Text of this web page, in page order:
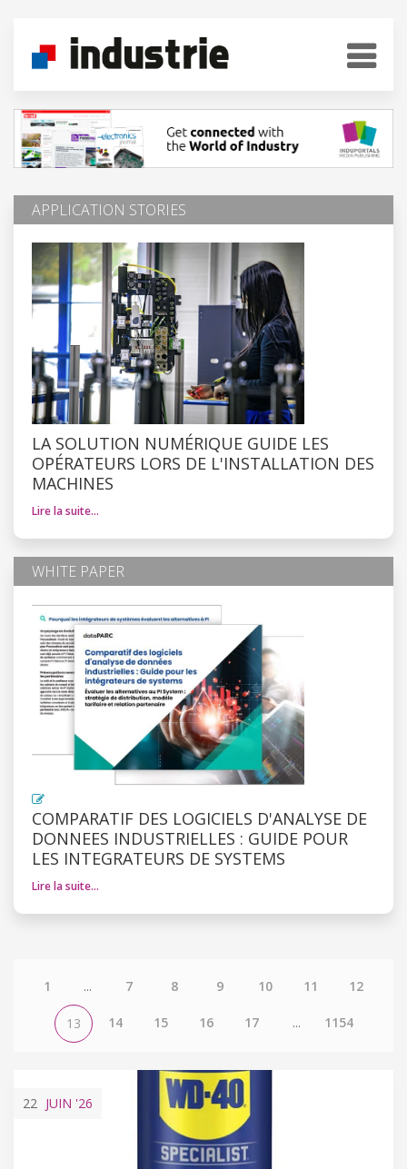
APPLICATION STORIES
LA SOLUTION NUMÉRIQUE GUIDE LES
OPÉRATEURS LORS DE L'INSTALLATION DES
MACHINES
Lire la suite…
WHITE PAPER
COMPARATIF DES LOGICIELS D'ANALYSE DE
DONNEES INDUSTRIELLES : GUIDE POUR
LES INTEGRATEURS DE SYSTEMS
Lire la suite…
1 ... 7 8 9 10 11 12
13 14 15 16 17 ... 1154
22 JUIN '26